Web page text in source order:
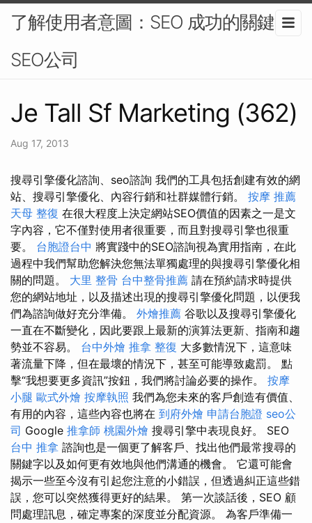
了解使用者意圖：SEO 成功的關鍵-
SEO公司
Je Tall Sf Marketing (362)
Aug 17, 2013
搜尋引擎優化諮詢、seo諮詢 我們的工具包括創建有效的網
站、搜尋引擎優化、內容行銷和社群媒體行銷。 按摩 推薦
天母 整復 在很大程度上決定網站SEO價值的因素之一是文
字內容，它不僅對使用者很重要，而且對搜尋引擎也很重
要。 台胞證台中 將實踐中的SEO諮詢視為實用指南，在此
過程中我們幫助您解決您無法單獨處理的與搜尋引擎優化相
關的問題。 大里 整骨 台中整骨推薦 請在預約請求時提供
您的網站地址，以及描述出現的搜尋引擎優化問題，以便我
們為諮詢做好充分準備。 外燴推薦 谷歌以及搜尋引擎優化
一直在不斷變化，因此要跟上最新的演算法更新、指南和趨
勢並不容易。 台中外燴 推拿 整復 大多數情況下，這意味
著流量下降，但在最壞的情況下，甚至可能導致處罰。 點
擊“我想要更多資訊”按鈕，我們將討論必要的操作。 按摩
小腿 歐式外燴 按摩執照 我們為您未來的客戶創造有價值、
有用的內容，這些內容也將在 到府外燴 申請台胞證 seo公
司 Google 推拿師 桃園外燴 搜尋引擎中表現良好。 SEO
台中 推拿 諮詢也是一個更了解客戶、找出他們最常搜尋的
關鍵字以及如何更有效地與他們溝通的機會。 它還可能會
揭示一些至今沒有引起您注意的小錯誤，但透過糾正這些錯
誤，您可以突然獲得更好的結果。 第一次談話後，SEO 顧
問處理訊息，確定專案的深度並分配資源。 為客戶準備一